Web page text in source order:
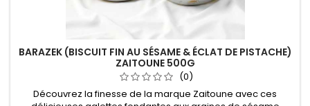
BARAZEK (BISCUIT FIN AU SÉSAME & ÉCLAT DE PISTACHE)
ZAITOUNE 500G
(0)
Découvrez la finesse de la marque Zaitoune avec ces